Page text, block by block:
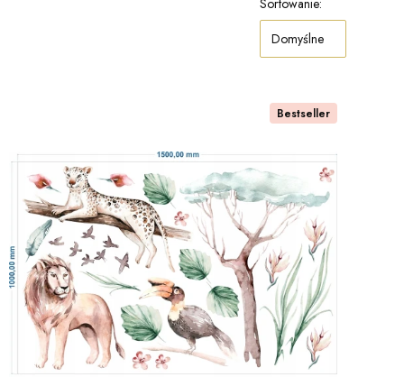
Sortowanie:
Domyślne
Bestseller